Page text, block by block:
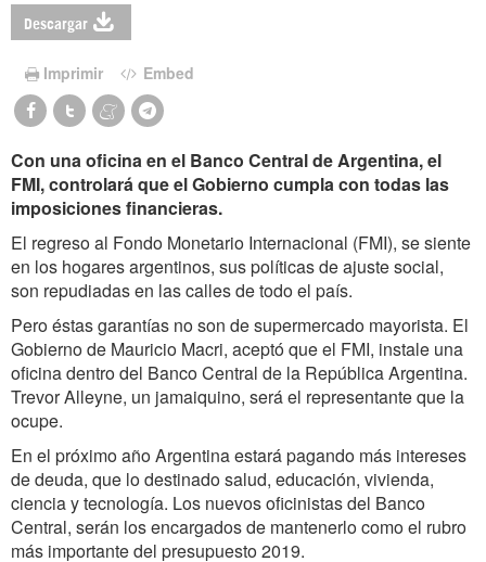
Descargar
Imprimir Embed
Con una oficina en el Banco Central de Argentina, el
FMI, controlará que el Gobierno cumpla con todas las
imposiciones financieras.
El regreso al Fondo Monetario Internacional (FMI), se siente
en los hogares argentinos, sus políticas de ajuste social,
son repudiadas en las calles de todo el país.
Pero éstas garantías no son de supermercado mayorista. El
Gobierno de Mauricio Macri, aceptó que el FMI, instale una
oficina dentro del Banco Central de la República Argentina.
Trevor Alleyne, un jamaiquino, será el representante que la
ocupe.
En el próximo año Argentina estará pagando más intereses
de deuda, que lo destinado salud, educación, vivienda,
ciencia y tecnología. Los nuevos oficinistas del Banco
Central, serán los encargados de mantenerlo como el rubro
más importante del presupuesto 2019.